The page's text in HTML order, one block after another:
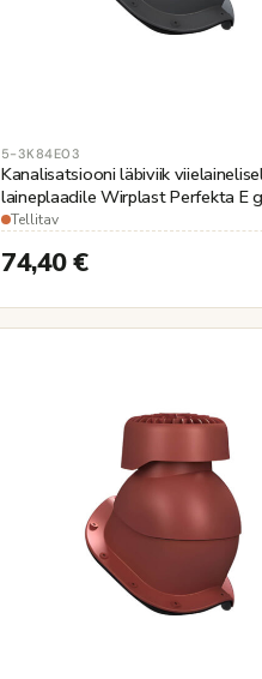
5-3K84E03
Kanalisatsiooni läbiviik
laineplaadile Wirplast Perfekta E
Ø110mm
Tellitav
74,40€